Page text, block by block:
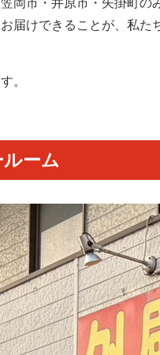
岡市・井原市・矢掛町の
届けできることが、私た
。
ーム